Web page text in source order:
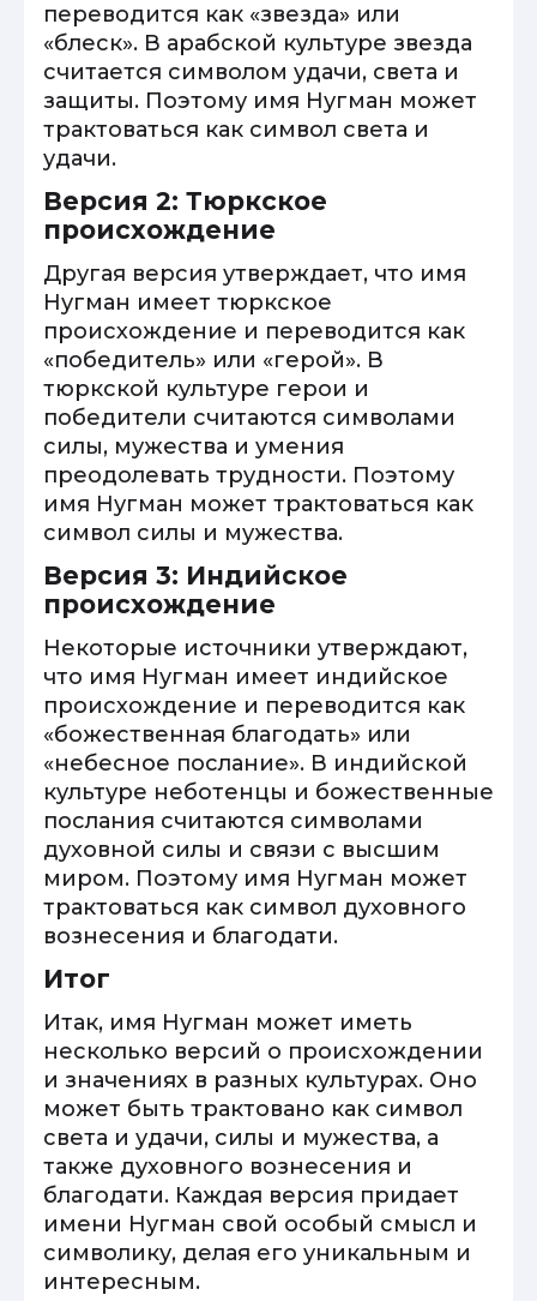
переводится как «звезда» или
«блеск». В арабской культуре звезда
считается символом удачи, света и
защиты. Поэтому имя Нугман может
трактоваться как символ света и
удачи.
Версия 2: Тюркское
происхождение
Другая версия утверждает, что имя
Нугман имеет тюркское
происхождение и переводится как
«победитель» или «герой». В
тюркской культуре герои и
победители считаются символами
силы, мужества и умения
преодолевать трудности. Поэтому
имя Нугман может трактоваться как
символ силы и мужества.
Версия 3: Индийское
происхождение
Некоторые источники утверждают,
что имя Нугман имеет индийское
происхождение и переводится как
«божественная благодать» или
«небесное послание». В индийской
культуре неботенцы и божественные
послания считаются символами
духовной силы и связи с высшим
миром. Поэтому имя Нугман может
трактоваться как символ духовного
вознесения и благодати.
Итог
Итак, имя Нугман может иметь
несколько версий о происхождении
и значениях в разных культурах. Оно
может быть трактовано как символ
света и удачи, силы и мужества, а
также духовного вознесения и
благодати. Каждая версия придает
имени Нугман свой особый смысл и
символику, делая его уникальным и
интересным.